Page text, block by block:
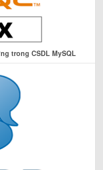
trong CSDL MySQL